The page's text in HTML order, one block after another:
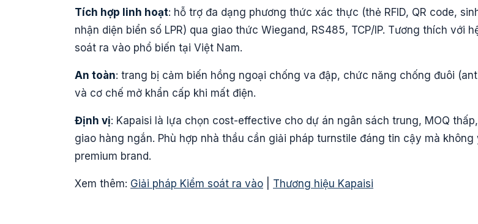
Tích hợp linh hoạt: hỗ trợ đa dạng phương thức xác thực (thẻ RFID, QR code,
nhận diện biển số LPR) qua giao thức Wiegand, RS485, TCP/IP. Tương thích với
soát ra vào phổ biến tại Việt Nam.
An toàn: trang bị cảm biến hồng ngoại chống va đập, chức năng chống đuôi
và cơ chế mở khẩn cấp khi mất điện.
Định vị: Kapaisi là lựa chọn cost-effective cho dự án ngân sách trung, MOQ
giao hàng ngắn. Phù hợp nhà thầu cần giải pháp turnstile đáng tin cậy mà không
premium brand.
Xem thêm: Giải pháp Kiểm soát ra vào Thương hiệu Kapaisi